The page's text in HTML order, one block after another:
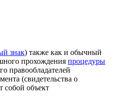
знак) также как и обычный
прохождения процедуры
правообладателей
(свидетельства о
собой объект